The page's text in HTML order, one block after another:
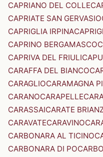
CAPRIANO DEL COLLE
CAPRIATE SAN GERVASIO
CAPRIGLIA IRPINA
CAPRINO BERGAMASCO
CAPRIVA DEL FRIULI
CARAFFA DEL BIANCO
CARAGLIOCARAMAGNA
CARANOCARAPELLE
CARASSAICARATE
CARAVATECARAVINO
CARBONARA AL TICINO
CARBONARA DI PO